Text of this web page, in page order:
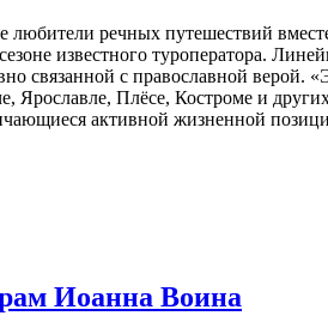
любители речных путешествий
известного туроператора.
связанной с православной верой.
Ярославле, Плёсе, Костроме и
активной жизненной
Иоанна Воина